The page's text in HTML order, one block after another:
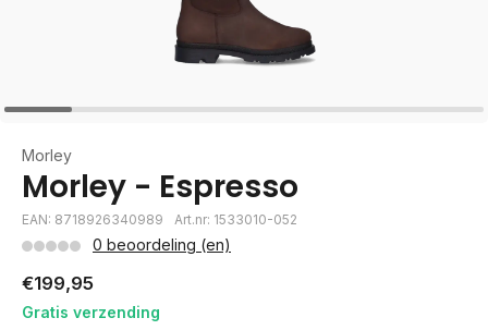
Morley
Morley - Espresso
EAN: 8718926340989 Art.nr: 1533010-052
0 beoordeling (en)
€199,95
Gratis verzending